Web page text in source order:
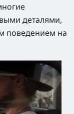
деталями,
поведением на